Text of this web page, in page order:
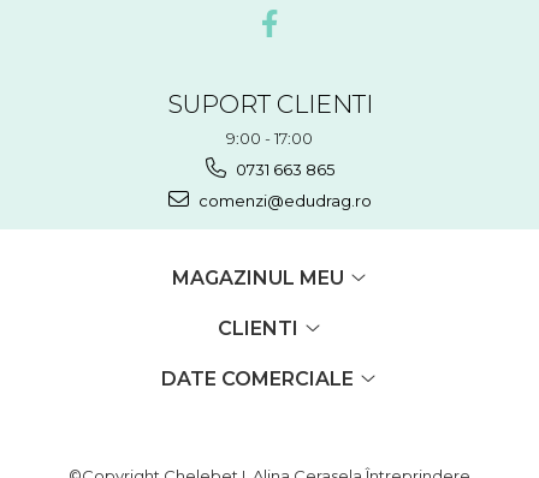
SUPORT CLIENTI
9:00 - 17:00
0731 663 865
comenzi@edudrag.ro
MAGAZINUL MEU
CLIENTI
DATE COMERCIALE